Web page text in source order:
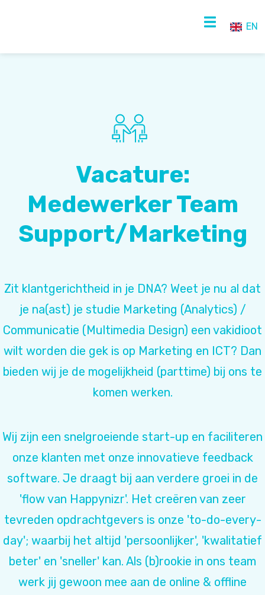
EN
Vacature:
Medewerker Team
Support/Marketing
Zit klantgerichtheid in je DNA? Weet je nu al dat
je na(ast) je studie Marketing (Analytics) /
Communicatie (Multimedia Design) een vakidioot
wilt worden die gek is op Marketing en ICT? Dan
bieden wij je de mogelijkheid (parttime) bij ons te
komen werken.
Wij zijn een snelgroeiende start-up en faciliteren
onze klanten met onze innovatieve feedback
software. Je draagt bij aan verdere groei in de
'flow van Happynizr'. Het creëren van zeer
tevreden opdrachtgevers is onze 'to-do-every-
day'; waarbij het altijd 'persoonlijker', 'kwalitatief
beter' en 'sneller' kan. Als (b)rookie in ons team
werk jij gewoon mee aan de online & offline